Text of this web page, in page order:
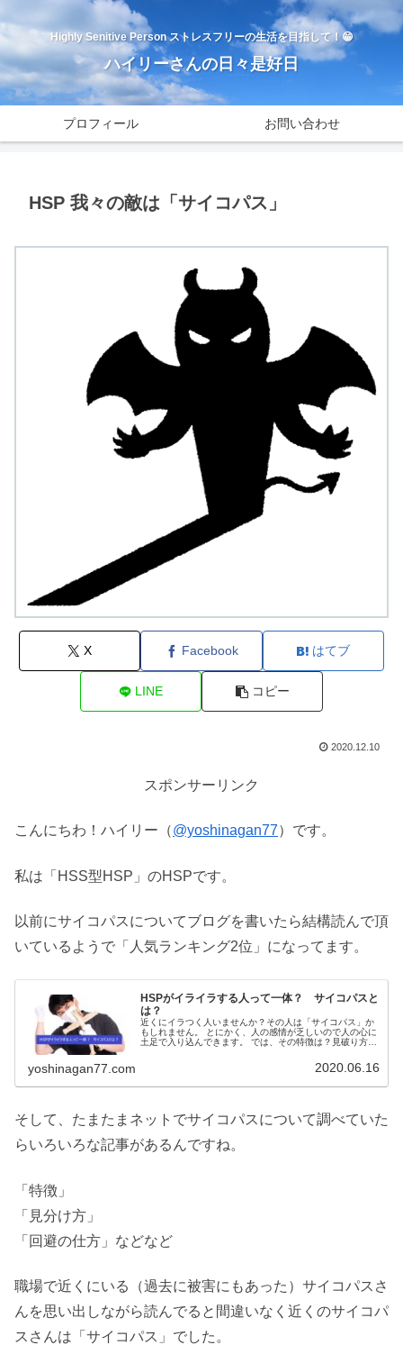
Highly Senitive Person ストレスフリーの生活を目指して！😁
ハイリーさんの日々是好日
プロフィール お問い合わせ
HSP 我々の敵は「サイコパス」
X Facebook はてブ
LINE コピー
2020.12.10
スポンサーリンク
こんにちわ！ハイリー（@yoshinagan77）です。
私は「HSS型HSP」のHSPです。
以前にサイコパスについてブログを書いたら結構読んで頂
いているようで「人気ランキング2位」になってます。
HSPがイライラする人って一体？ サイコパスと
は？
近くにイラつく人いませんか？その人は「サイコパス」か
もしれません。 とにかく、人の感情が乏しいので人の心に
土足で入り込んできます。 では、その特徴は？見破り方
yoshinagan77.com 2020.06.16
そして、たまたまネットでサイコパスについて調べていた
らいろいろな記事があるんですね。
「特徴」
「見分け方」
「回避の仕方」などなど
職場で近くにいる（過去に被害にもあった）サイコパスさ
んを思い出しながら読んでると間違いなく近くのサイコパ
スさんは「サイコパス」でした。